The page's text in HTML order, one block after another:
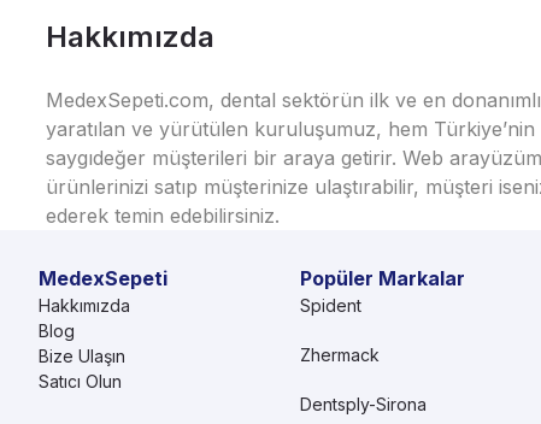
Hakkımızda
MedexSepeti.com, dental sektörün ilk ve en
yaratılan ve yürütülen kuruluşumuz, hem Türkiye’nin
saygıdeğer müşterileri bir araya getirir. Web
ürünlerinizi satıp müşterinize ulaştırabilir, müşteri
ederek temin edebilirsiniz.
MedexSepeti
Hakkımızda
Blog
Bize Ulaşın
Satıcı Olun
Popüler Markalar
Spident
Zhermack
Dentsply-Sirona